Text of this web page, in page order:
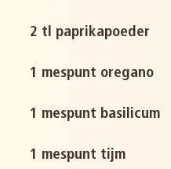
2 tl paprikapoeder
1 mespunt oregano
1 mespunt basilicum
1 mespunt tijm